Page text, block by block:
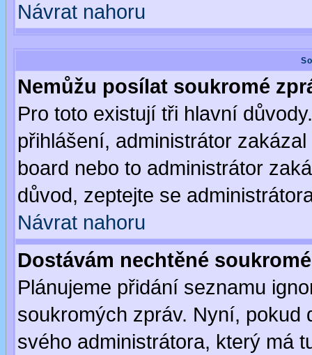
Návrat nahoru
Nemůžu posílat soukromé
Pro toto existují tři hlavní
přihlášení, administrátor
board nebo to administrátor
důvod, zeptejte se
Návrat nahoru
Dostávám nechtěné
Plánujeme přidání seznamu
soukromých zpráv. Nyní, pokud
svého administrátora, který má